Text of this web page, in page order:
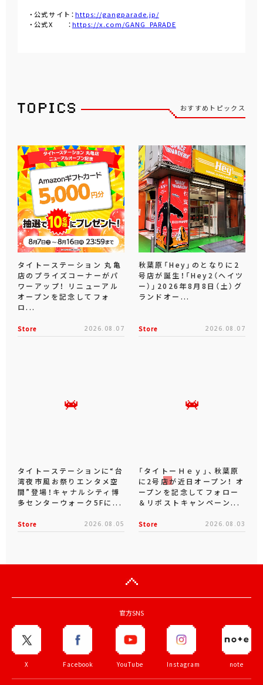
・公式サイト：https://gangparade.jp/
・公式X ：https://x.com/GANG_PARADE
おすすめトピックス
タイトーステーション 丸亀
店のプライズコーナーがパ
ワーアップ！ リニューアル
オープンを記念してフォ
ロ...
Store 2026.08.07
秋葉原「Hey」のとなりに2
号店が誕生！「Hey2（ヘイツ
ー）」2026年8月8日（土）グ
ランドオー...
Store 2026.08.07
タイトーステーションに“台
湾夜市風お祭りエンタメ空
間”登場！キャナルシティ博
多センターウォーク5Fに...
Store 2026.08.05
「タイトーＨｅｙ」、秋葉原
に2号店が近日オープン！ オ
ープンを記念してフォロー
＆リポストキャンペーン...
Store 2026.08.03
官方SNS
X Facebook YouTube Instagram note